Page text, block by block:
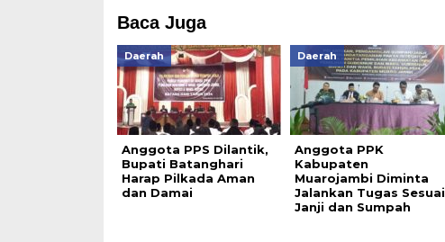
Baca Juga
Daerah
Anggota PPS Dilantik,
Bupati Batanghari
Harap Pilkada Aman
dan Damai
Daerah
Anggota PPK
Kabupaten
Muarojambi Diminta
Jalankan Tugas Sesuai
Janji dan Sumpah